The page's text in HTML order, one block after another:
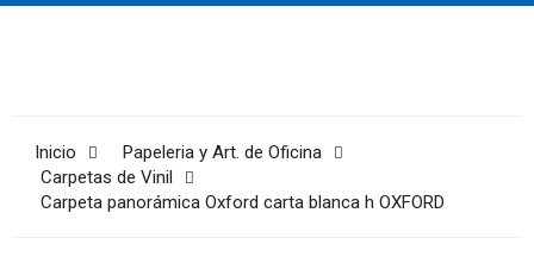
Inicio
Papeleria y Art. de Oficina
Carpetas de Vinil
Carpeta panorámica Oxford carta blanca h OXFORD